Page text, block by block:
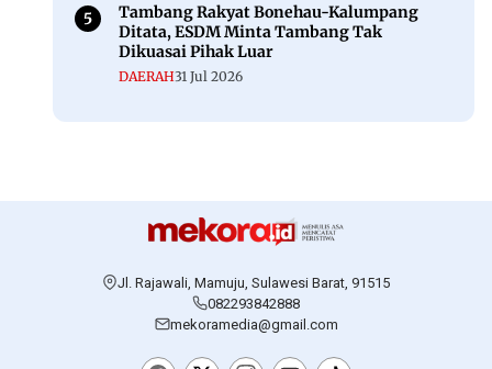
Tambang Rakyat Bonehau-Kalumpang
Ditata, ESDM Minta Tambang Tak
Dikuasai Pihak Luar
DAERAH31 Jul 2026
Jl. Rajawali, Mamuju, Sulawesi Barat, 91515
082293842888
mekoramedia@gmail.com